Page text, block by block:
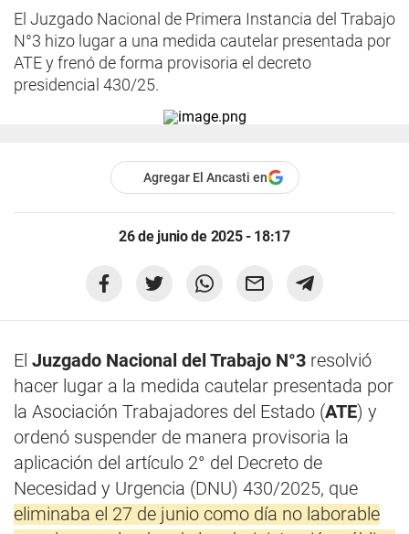
El Juzgado Nacional de Primera Instancia del Trabajo
N°3 hizo lugar a una medida cautelar presentada por
ATE y frenó de forma provisoria el decreto
presidencial 430/25.
Agregar El Ancasti en
26 de junio de 2025 - 18:17
El Juzgado Nacional del Trabajo N°3 resolvió
hacer lugar a la medida cautelar presentada por
la Asociación Trabajadores del Estado (ATE) y
ordenó suspender de manera provisoria la
aplicación del artículo 2° del Decreto de
Necesidad y Urgencia (DNU) 430/2025, que
eliminaba el 27 de junio como día no laborable